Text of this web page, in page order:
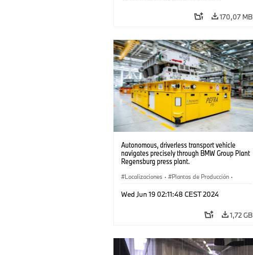
170,07 MB
Autonomous, driverless transport vehicle
navigates precisely through BMW Group Plant
Regensburg press plant.
Localizaciones · Plantas de Producción ·
Wed Jun 19 02:11:48 CEST 2024
1,72 GB